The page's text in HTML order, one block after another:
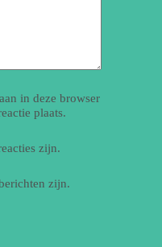
in deze browser
plaats.
zijn.
zijn.